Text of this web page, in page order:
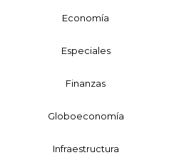
Economía
Especiales
Finanzas
Globoeconomía
Infraestructura